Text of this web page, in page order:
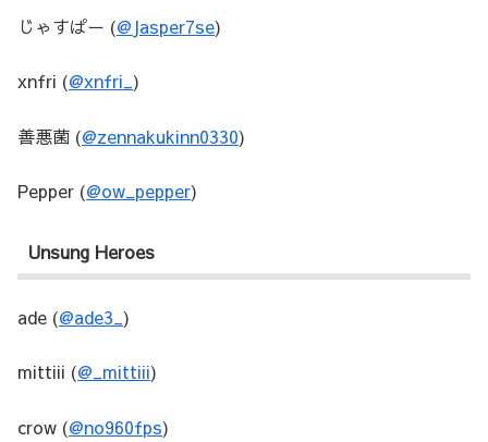
じゃすぱー (@Jasper7se)
xnfri (@xnfri_)
善悪菌 (@zennakukinn0330)
Pepper (@ow_pepper)
Unsung Heroes
ade (@ade3_ )
mittiii (@_mittiii)
crow (@no960fps)